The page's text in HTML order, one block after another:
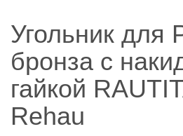
Угольник для
бронза с
гайкой
Rehau